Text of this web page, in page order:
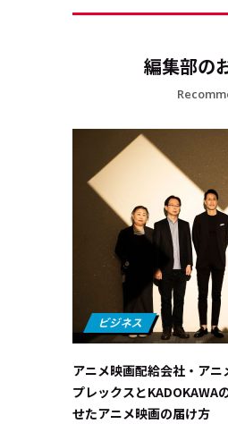
編集部の
アニメ映画配給会社・アニ
プレックスとKADOKAWA
せたアニメ映画の届け方